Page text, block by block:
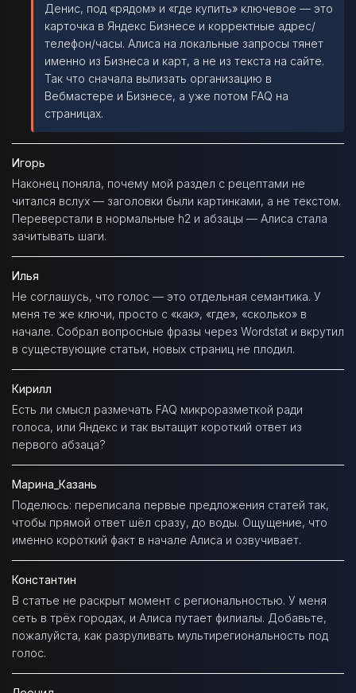
Денис, под «рядом» и «где купить» ключевое — это
карточка в Яндекс Бизнесе и корректные адрес/
телефон/часы. Алиса на локальные запросы тянет
именно из Бизнеса и карт, а не из текста на сайте.
Так что сначала вылизать организацию в
Вебмастере и Бизнесе, а уже потом FAQ на
страницах.
Игорь
Наконец поняла, почему мой раздел с рецептами не
читался вслух — заголовки были картинками, а не текстом.
Переверстали в нормальные h2 и абзацы — Алиса стала
зачитывать шаги.
Илья
Не соглашусь, что голос — это отдельная семантика. У
меня те же ключи, просто с «как», «где», «сколько» в
начале. Собрал вопросные фразы через Wordstat и вкрутил
в существующие статьи, новых страниц не плодил.
Кирилл
Есть ли смысл размечать FAQ микроразметкой ради
голоса, или Яндекс и так вытащит короткий ответ из
первого абзаца?
Марина_Казань
Поделюсь: переписала первые предложения статей так,
чтобы прямой ответ шёл сразу, до воды. Ощущение, что
именно короткий факт в начале Алиса и озвучивает.
Константин
В статье не раскрыт момент с региональностью. У меня
сеть в трёх городах, и Алиса путает филиалы. Добавьте,
пожалуйста, как разруливать мультирегиональность под
голос.